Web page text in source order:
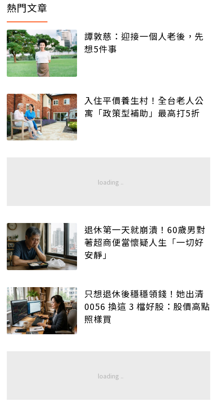
熱門文章
譚敦慈：迎接一個人老後，先
想5件事
入住平價養生村！全台老人公
寓「政策型補助」最高打5折
退休第一天就崩潰！60歲男對
著超商便當懷疑人生「一切好
安靜」
只想退休後穩穩領錢！她出清
0056 換這 3 檔好股：股價高點
照樣買